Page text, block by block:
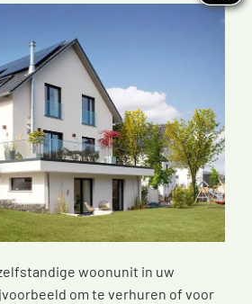
woonunit in uw
om te verhuren of voor